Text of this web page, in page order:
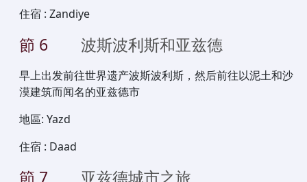
住宿 : Zandiye
節 6 波斯波利斯和亚兹德
早上出发前往世界遗产波斯波利斯，然后前往以泥土和沙
漠建筑而闻名的亚兹德市
地區: Yazd
住宿 : Daad
節 7 亚兹德城市之旅